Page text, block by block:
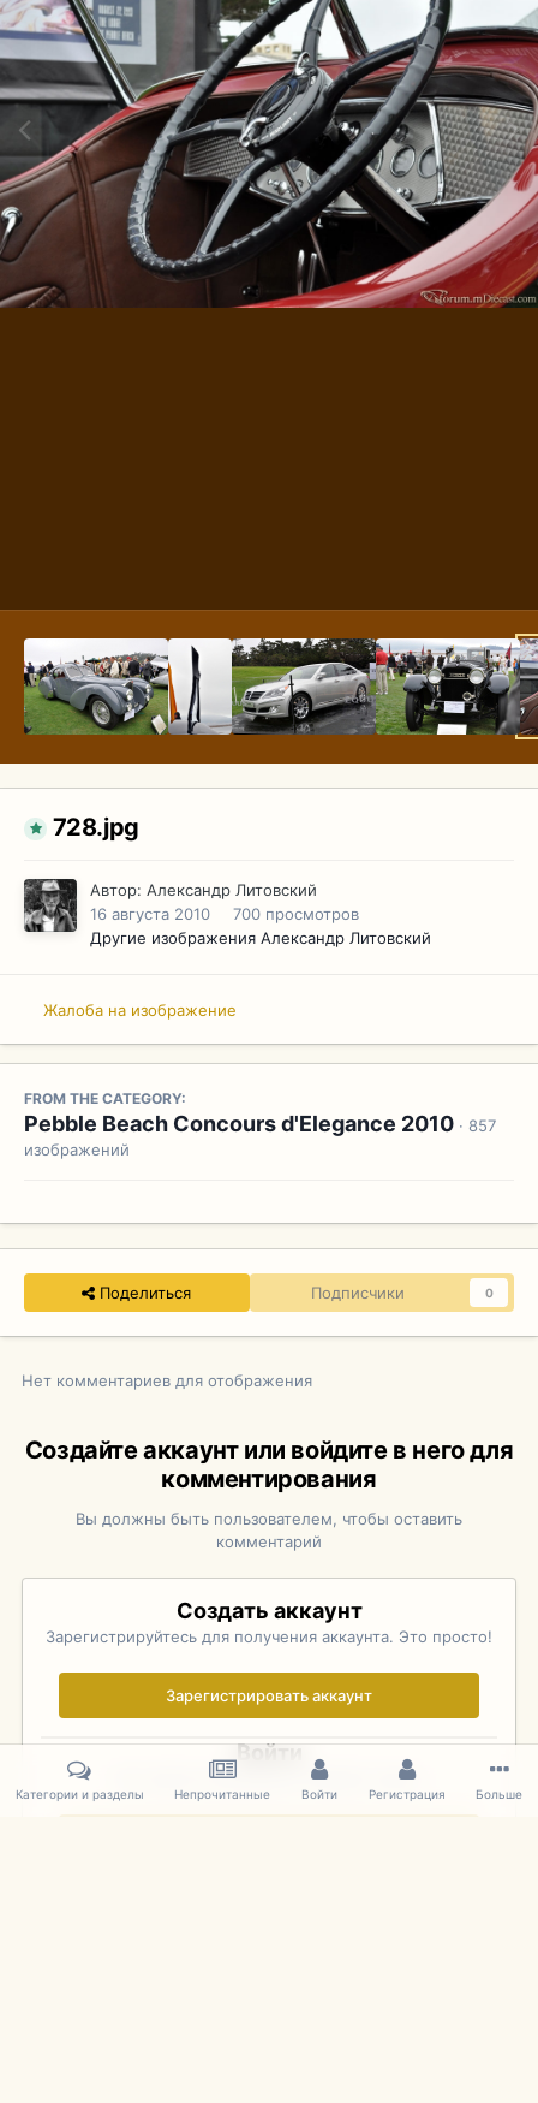
728.jpg
Автор: Александр Литовский
16 августа 2010
700 просмотров
Другие изображения Александр Литовский
Жалоба на изображение
FROM THE CATEGORY:
Pebble Beach Concours d'Elegance 2010 · 857
изображений
Поделиться Подписчики 0
Нет комментариев для отображения
Создайте аккаунт или войдите в него для
комментирования
Вы должны быть пользователем, чтобы оставить
комментарий
Создать аккаунт
Зарегистрируйтесь для получения аккаунта. Это просто!
Зарегистрировать аккаунт
Войти
Уже зарегистрированы? Войдите здесь.
Категории и разделы Непрочитанные Войти Регистрация Больше